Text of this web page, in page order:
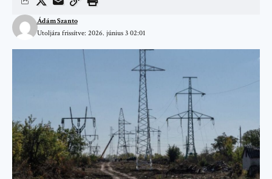
Utoljára frissítve: 2026. június 3 02:01
Ádám Szanto